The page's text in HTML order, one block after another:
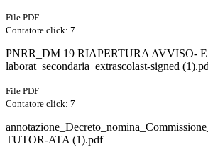
File PDF
Contatore click: 7
PNRR_DM 19 RIAPERTURA AVVISO-
laborat_secondaria_extrascolast-signed
File PDF
Contatore click: 7
TUTOR-ATA (1).pdf